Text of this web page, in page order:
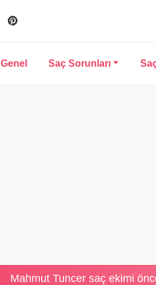
Genel Saç Sorunları
Mahmut Tuncer saç ekimi